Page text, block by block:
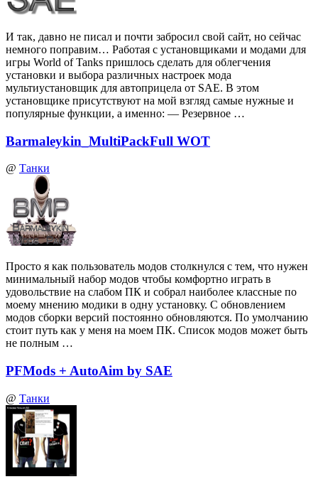
И так, давно не писал и почти забросил свой сайт, но сейчас
немного поправим… Работая с установщиками и модами для
игры World of Tanks пришлось сделать для облегчения
установки и выбора различных настроек мода
мультиустановщик для автоприцела от SAE. В этом
установщике присутствуют на мой взгляд самые нужные и
популярные функции, а именно: — Резервное …
Barmaleykin_MultiPackFull WOT
@ Танки
Просто я как пользователь модов столкнулся с тем, что нужен
минимальный набор модов чтобы комфортно играть в
удовольствие на слабом ПК и собрал наиболее классные по
моему мнению модики в одну установку. С обновлением
модов сборки версий постоянно обновляются. По умолчанию
стоит путь как у меня на моем ПК. Список модов может быть
не полным …
PFMods + AutoAim by SAE
@ Танки